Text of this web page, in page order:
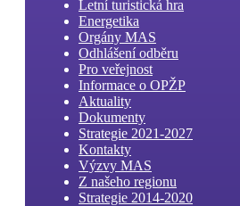
Letní turistická hra
Energetika
Orgány MAS
Odhlášení odběru
Pro veřejnost
Informace o OPŽP
Aktuality
Dokumenty
Strategie 2021-2027
Kontakty
Výzvy MAS
Z našeho regionu
Strategie 2014-2020